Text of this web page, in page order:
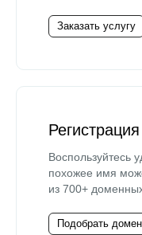
Заказать услугу
похожее имя
из 700+
Подобрать домен